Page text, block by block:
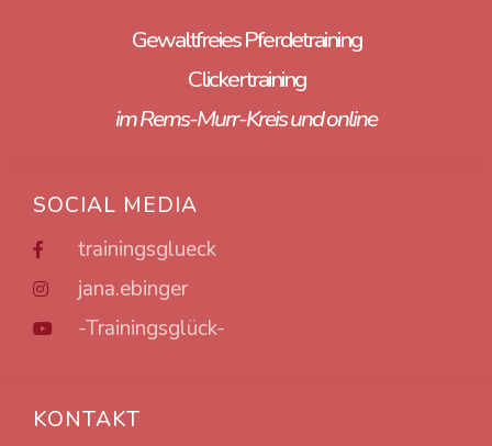
KONTAKT
SOCIAL MEDIA
trainingsglueck
jana.ebinger
-Trainingsglück-
Gewaltfreies Pferdetraining
Clickertraining
im Rems-Murr-Kreis und online